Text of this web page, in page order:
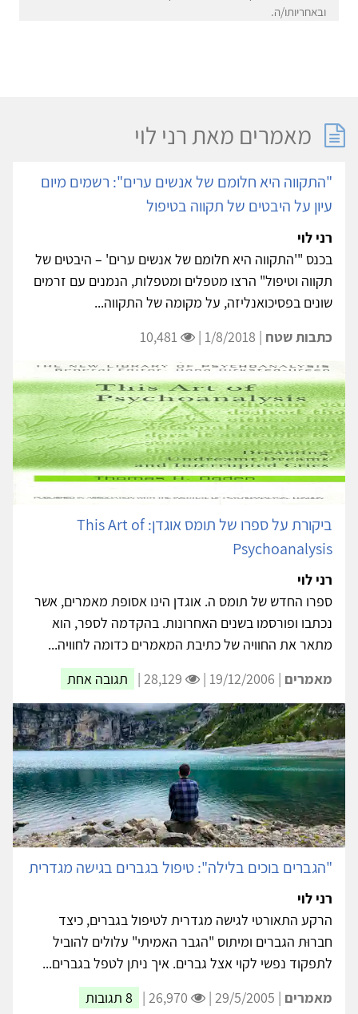
ובאחריותו/ה.
מאמרים מאת רני לוי
"התקווה היא חלומם של אנשים ערים": רשמים מיום
עיון על היבטים של תקווה בטיפול
רני לוי
בכנס "'התקווה היא חלומם של אנשים ערים' – היבטים של
תקווה וטיפול" הרצו מטפלים ומטפלות, הנמנים עם זרמים
שונים בפסיכואנליזה, על מקומה של התקווה...
כתבות שטח | 1/8/2018 |
ביקורת על ספרו של תומס אוגדן: This Art of
Psychoanalysis
רני לוי
ספרו החדש של תומס ה. אוגדן הינו אסופת מאמרים, אשר
נכתבו ופורסמו בשנים האחרונות. בהקדמה לספר, הוא
מתאר את החוויה של כתיבת המאמרים כדומה לחוויה...
מאמרים | 19/12/2006 | תגובה אחת
"הגברים בוכים בלילה": טיפול בגברים בגישה מגדרית
רני לוי
הרקע התאורטי לגישה מגדרית לטיפול בגברים, כיצד
חברוּת הגברים ומיתוס "הגבר האמיתי" עלולים להוביל
לתפקוד נפשי לקוי אצל גברים. איך ניתן לטפל בגברים...
מאמרים | 29/5/2005 | 8 תגובות